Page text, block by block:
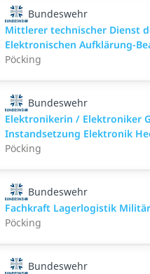
Bundeswehr
Mittlerer technischer Dienst
Elektronischen Aufklärung-
Pöcking
Bundeswehr
Elektronikerin / Elektroniker
Instandsetzung Elektronik
Pöcking
Bundeswehr
Fachkraft Lagerlogistik
Pöcking
Bundeswehr